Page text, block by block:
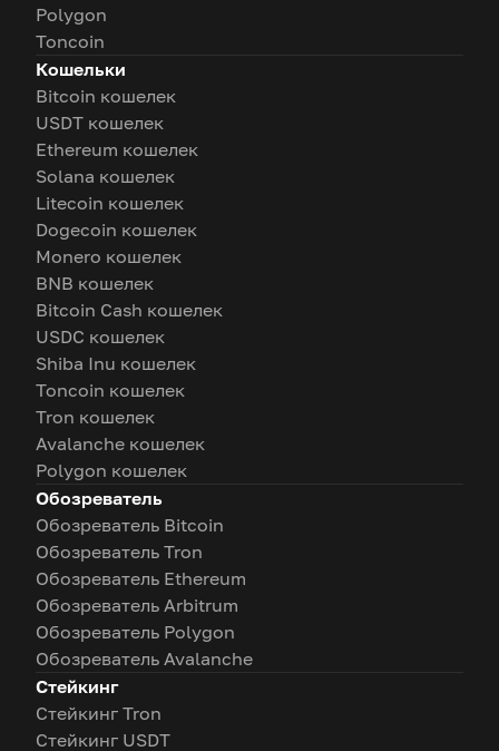
Polygon
Toncoin
Кошельки
Bitcoin кошелек
USDT кошелек
Ethereum кошелек
Solana кошелек
Litecoin кошелек
Dogecoin кошелек
Monero кошелек
BNB кошелек
Bitcoin Cash кошелек
USDC кошелек
Shiba Inu кошелек
Toncoin кошелек
Tron кошелек
Avalanche кошелек
Polygon кошелек
Обозреватель
Обозреватель Bitcoin
Обозреватель Tron
Обозреватель Ethereum
Обозреватель Arbitrum
Обозреватель Polygon
Обозреватель Avalanche
Стейкинг
Стейкинг Tron
Стейкинг USDT